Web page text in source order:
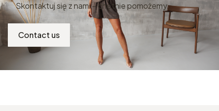
Skontaktuj się z nami – chętnie pomożemy.
Contact us